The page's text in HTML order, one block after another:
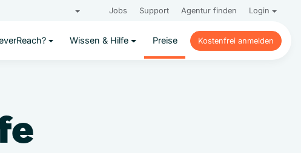
Jobs Support Agentur finden Login
Wissen & Hilfe Preise
Kostenfrei anmelden
Kostenfrei anmelden